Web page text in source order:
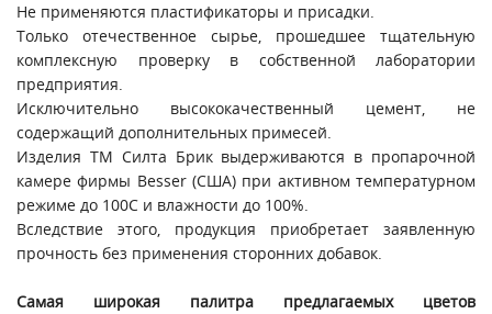
Не применяются пластификаторы и присадки.
Только отечественное сырье, прошедшее тщательную
комплексную проверку в собственной лаборатории
предприятия.
Исключительно высококачественный цемент, не
содержащий дополнительных примесей.
Изделия ТМ Силта Брик выдерживаются в пропарочной
камере фирмы Besser (США) при активном температурном
режиме до 100С и влажности до 100%.
Вследствие этого, продукция приобретает заявленную
прочность без применения сторонних добавок.
Самая широкая палитра предлагаемых цветов